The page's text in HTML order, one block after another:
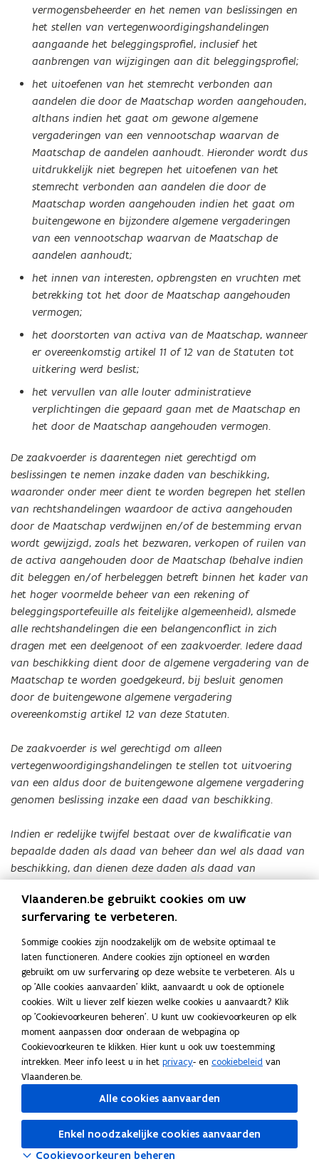
vermogensbeheerder en het nemen van beslissingen en
het stellen van vertegenwoordigingshandelingen
aangaande het beleggingsprofiel, inclusief het
aanbrengen van wijzigingen aan dit beleggingsprofiel;
het uitoefenen van het stemrecht verbonden aan
aandelen die door de Maatschap worden aangehouden,
althans indien het gaat om gewone algemene
vergaderingen van een vennootschap waarvan de
Maatschap de aandelen aanhoudt. Hieronder wordt dus
uitdrukkelijk niet begrepen het uitoefenen van het
stemrecht verbonden aan aandelen die door de
Maatschap worden aangehouden indien het gaat om
buitengewone en bijzondere algemene vergaderingen
van een vennootschap waarvan de Maatschap de
aandelen aanhoudt;
het innen van interesten, opbrengsten en vruchten met
betrekking tot het door de Maatschap aangehouden
vermogen;
het doorstorten van activa van de Maatschap, wanneer
er overeenkomstig artikel 11 of 12 van de Statuten tot
uitkering werd beslist;
het vervullen van alle louter administratieve
verplichtingen die gepaard gaan met de Maatschap en
het door de Maatschap aangehouden vermogen.
De zaakvoerder is daarentegen niet gerechtigd om
beslissingen te nemen inzake daden van beschikking,
waaronder onder meer dient te worden begrepen het stellen
van rechtshandelingen waardoor de activa aangehouden
door de Maatschap verdwijnen en/of de bestemming ervan
wordt gewijzigd, zoals het bezwaren, verkopen of ruilen van
de activa aangehouden door de Maatschap (behalve indien
dit beleggen en/of herbeleggen betreft binnen het kader van
het hoger voormelde beheer van een rekening of
beleggingsportefeuille als feitelijke algemeenheid), alsmede
alle rechtshandelingen die een belangenconflict in zich
dragen met een deelgenoot of een zaakvoerder. Iedere daad
van beschikking dient door de algemene vergadering van de
Maatschap te worden goedgekeurd, bij besluit genomen
door de buitengewone algemene vergadering
overeenkomstig artikel 12 van deze Statuten.
De zaakvoerder is wel gerechtigd om alleen
vertegenwoordigingshandelingen te stellen tot uitvoering
van een aldus door de buitengewone algemene vergadering
genomen beslissing inzake een daad van beschikking.
Indien er redelijke twijfel bestaat over de kwalificatie van
bepaalde daden als daad van beheer dan wel als daad van
beschikking, dan dienen deze daden als daad van
deelgenoten of de zaakvoerder van oordeel is dat er geen
redelijke twijfel kan bestaan over deze kwalificatie, dan
dient hierover te worden geoordeeld door de arbiter als
bepaald in artikel 27 van deze Statuten.
Indien er meerdere zaakvoerders zijn, zullen zij enkel
gezamenlijk bevoegd zijn om hun hierboven beschreven
bevoegdheden uit te oefenen.
Het mandaat van zaakvoerder is onbezoldigd. De
buitengewone algemene vergadering kan overeenkomstig
artikel 12 van deze Statuten beslissen om het mandaat van
De aanstelling als zaakvoerder is intuitu personae en
geschiedt steeds bij besluit van de buitengewone algemene
Vlaanderen.be gebruikt cookies om uw
surfervaring te verbeteren.
Sommige cookies zijn noodzakelijk om de website optimaal te
laten functioneren. Andere cookies zijn optioneel en worden
gebruikt om uw surfervaring op deze website te verbeteren. Als u
op 'Alle cookies aanvaarden' klikt, aanvaardt u ook de optionele
cookies. Wilt u liever zelf kiezen welke cookies u aanvaardt? Klik
op 'Cookievoorkeuren beheren'. U kunt uw cookievoorkeuren op elk
moment aanpassen door onderaan de webpagina op
Cookievoorkeuren te klikken. Hier kunt u ook uw toestemming
intrekken. Meer info leest u in het privacy- en cookiebeleid van
Vlaanderen.be.
Alle cookies aanvaarden
Enkel noodzakelijke cookies aanvaarden
Cookievoorkeuren beheren